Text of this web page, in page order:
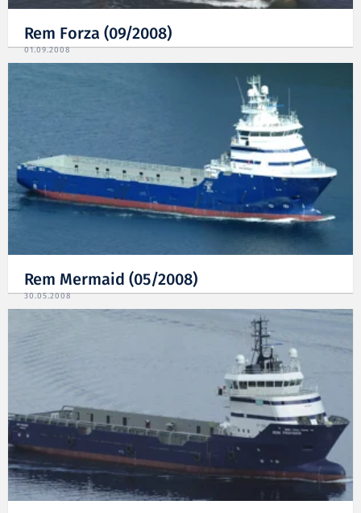
Rem Forza (09/2008)
01.09.2008
Rem Mermaid (05/2008)
30.05.2008